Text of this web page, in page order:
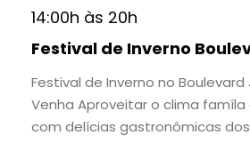
14:00h às 20h
Festival de Inverno
Festival de Inverno no Boulevard
Venha Aproveitar o clima famíla
com delícias gastronômicas dos